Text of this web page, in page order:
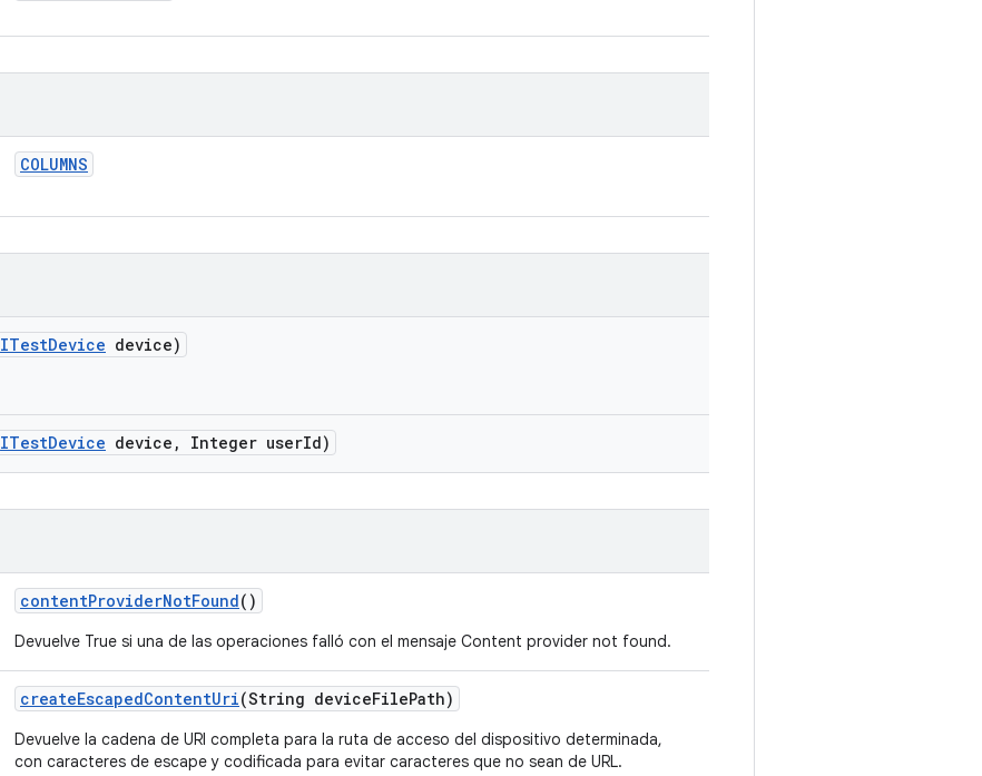
COLUMNS
ITestDevice device)
ITestDevice device , Integer userId)
contentProviderNotFound()
Devuelve True si una de las operaciones falló con el mensaje Content provider not found.
createEscapedContentUri(String deviceFilePath)
Devuelve la cadena de URI completa para la ruta de acceso del dispositivo determinada,
con caracteres de escape y codificada para evitar caracteres que no sean de URL.